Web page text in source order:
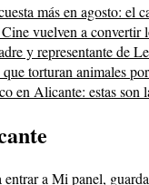
más en agosto: el
vuelven a convertir
y representante de
torturan animales
en Alicante: estas son
a Mi panel,